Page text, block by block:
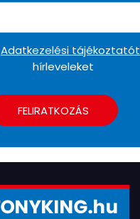
Adatkezelési tájékoztatót
hírleveleket
FELIRATKOZÁS